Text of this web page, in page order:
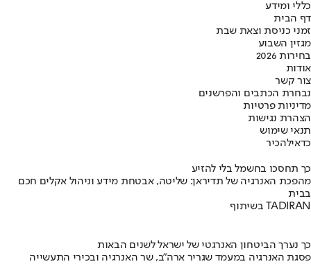
כללי ומידע
דף הבית
זמני כניסת וצאת שבת
מגזין השבוע
בחירות 2026
אודות
צור קשר
נבחרת הכתבים והפרשנים
מדיניות פרטיות
הצהרת נגישות
תנאי שימוש
כדאילהכיר
כך תחסכו בחשמל בלי להזיע
מהפכת האנרגיה של תדיראן: שליטה, אבטחת מידע וניהול אקלים חכם
בבית
בשיתוף TADIRAN
כך נערך הביטחון האנרגטי של ישראל לשנים הבאות
פסגת האנרגיה במעמד שגריר ארה"ב, שר האנרגיה ובכירי התעשייה